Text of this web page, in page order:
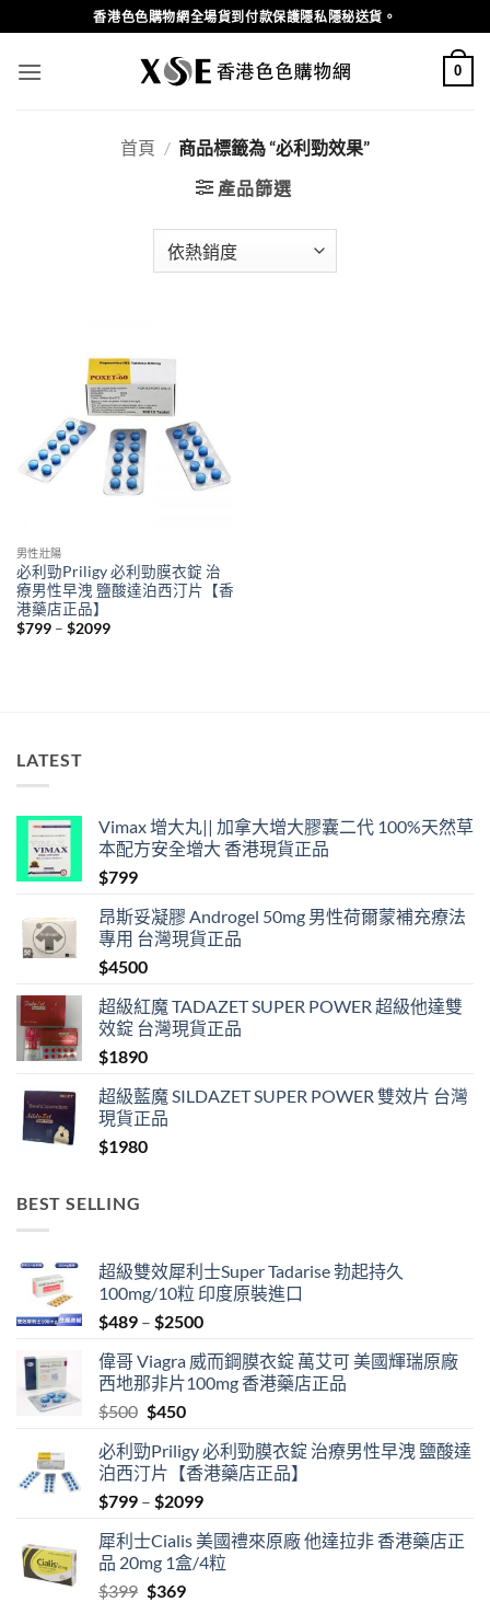
to
content
香港色色購物網全場貨到付款保護隱私隱秘送貨。
0
首頁 / 商品標籤為 “必利勁效果”
產品篩選
男性壯陽
必利勁Priligy 必利勁膜衣錠 治
療男性早洩 鹽酸達泊西汀片【香
港藥店正品】
$799 – $2099Price
LATEST
Vimax 增大丸|| 加拿大增大膠囊二代 100%天然草
本配方安全增大 香港現貨正品
$799
昂斯妥凝膠 Androgel 50mg 男性荷爾蒙補充療法
專用 台灣現貨正品
$4500
超級紅魔 TADAZET SUPER POWER 超級他達雙
效錠 台灣現貨正品
$1890
超級藍魔 SILDAZET SUPER POWER 雙效片 台灣
現貨正品
$1980
BEST SELLING
超級雙效犀利士Super Tadarise 勃起持久
100mg/10粒 印度原裝進口
$489 – $2500Price
$489
through
偉哥 Viagra 威而鋼膜衣錠 萬艾可 美國輝瑞原廠
西地那非片100mg 香港藥店正品
$500 Original
was:
$500.
$450Current
is:
$450.
必利勁Priligy 必利勁膜衣錠 治療男性早洩 鹽酸達
泊西汀片【香港藥店正品】
$799 – $2099Price
$799
through
犀利士Cialis 美國禮來原廠 他達拉非 香港藥店正
品 20mg 1盒/4粒
$399 Original
$369Current